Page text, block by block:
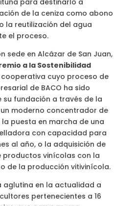
para destinarlo a
de la ceniza como abono
la reutilización del agua
el proceso.
sede en Alcázar de San Juan,
a la Sostenibilidad
cooperativa cuyo proceso de
de BACO ha sido
su fundación a través de la
moderno concentrador de
puesta en marcha de una
con capacidad para
al año, o la adquisición de
productos vinícolas con la
de la producción vitivinícola.
aglutina en la actualidad a
pertenecientes a 16